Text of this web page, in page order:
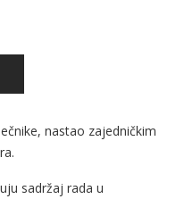
nastao zajedničkim
sadržaj rada u